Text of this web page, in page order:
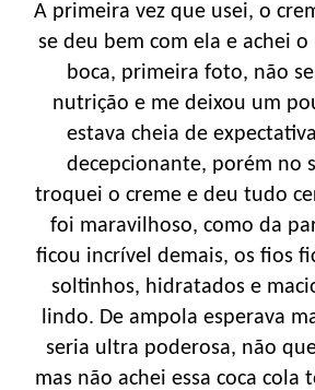
A primeira vez que usei, o
se deu bem com ela e achei
boca, primeira foto, não
nutrição e me deixou um
estava cheia de
decepcionante, porém no
troquei o creme e deu tudo
foi maravilhoso, como da
ficou incrível demais, os fios
soltinhos, hidratados e
lindo. De ampola esperava
seria ultra poderosa, não
mas não achei essa coca cola